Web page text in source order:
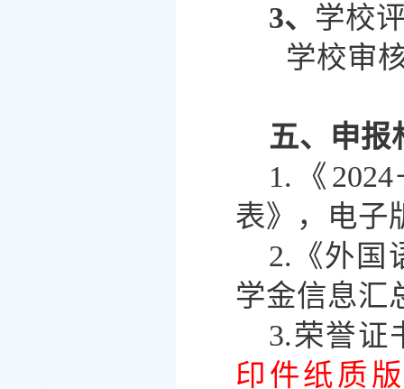
3、 学校
学校审
五、申报
1.《
表》，电子
2.《外国
学金信息汇
3.荣誉证
印件纸质